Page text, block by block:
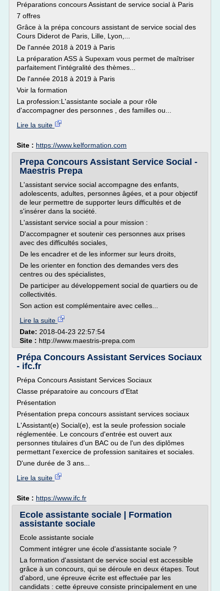
Préparations concours Assistant de service social à Paris
7 offres
Grâce à la prépa concours assistant de service social des
Cours Diderot de Paris, Lille, Lyon,...
De l'année 2018 à 2019 à Paris
La préparation ASS à Supexam vous permet de maîtriser
parfaitement l'intégralité des thèmes...
De l'année 2018 à 2019 à Paris
Voir la formation
La profession:L'assistante sociale a pour rôle
d'accompagner des personnes , des familles ou...
Lire la suite
Site : https://www.kelformation.com
Prepa Concours Assistant Service Social -
Maestris Prepa
L'assistant service social accompagne des enfants,
adolescents, adultes, personnes âgées, et a pour objectif
de leur permettre de supporter leurs difficultés et de
s'insérer dans la société.
L'assistant service social a pour mission :
D'accompagner et soutenir ces personnes aux prises
avec des difficultés sociales,
De les encadrer et de les informer sur leurs droits,
De les orienter en fonction des demandes vers des
centres ou des spécialistes,
De participer au développement social de quartiers ou de
collectivités.
Son action est complémentaire avec celles...
Lire la suite
Date: 2018-04-23 22:57:54
Site : http://www.maestris-prepa.com
Prépa Concours Assistant Services Sociaux
- ifc.fr
Prépa Concours Assistant Services Sociaux
Classe préparatoire au concours d'Etat
Présentation
Présentation prepa concours assistant services sociaux
L'Assistant(e) Social(e), est la seule profession sociale
réglementée. Le concours d'entrée est ouvert aux
personnes titulaires d'un BAC ou de l'un des diplômes
permettant l'exercice de profession sanitaires et sociales.
D'une durée de 3 ans...
Lire la suite
Site : https://www.ifc.fr
Ecole assistante sociale | Formation
assistante sociale
Ecole assistante sociale
Comment intégrer une école d'assistante sociale ?
La formation d'assistant de service social est accessible
grâce à un concours, qui se déroule en deux étapes. Tout
d'abord, une épreuve écrite est effectuée par les
candidats : cette épreuve consiste principalement en une